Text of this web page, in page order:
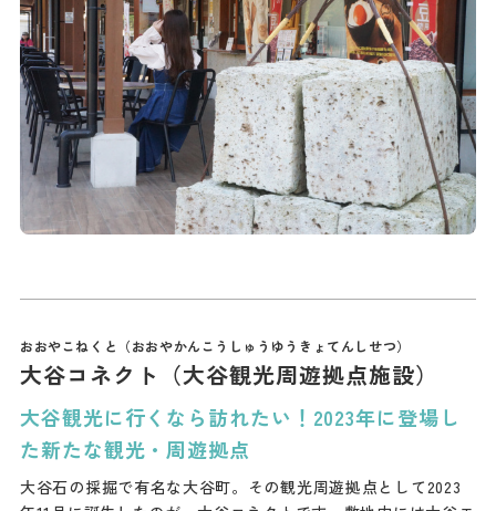
大谷コネクト（大谷観光周遊拠点施設）
大谷観光に行くなら訪れたい！2023年に登場し
た新たな観光・周遊拠点
大谷石の採掘で有名な大谷町。その観光周遊拠点として2023